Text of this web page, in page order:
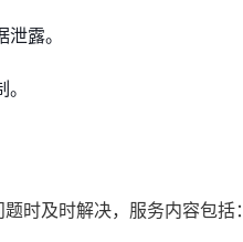
露。
时及时解决，服务内容包括：